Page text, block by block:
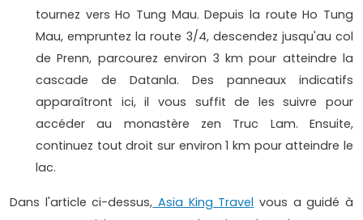
tournez vers Ho Tung Mau. Depuis la route Ho Tung
Mau, empruntez la route 3/4, descendez jusqu'au col
de Prenn, parcourez environ 3 km pour atteindre la
cascade de Datanla. Des panneaux indicatifs
apparaîtront ici, il vous suffit de les suivre pour
accéder au monastère zen Truc Lam. Ensuite,
continuez tout droit sur environ 1 km pour atteindre le
lac.
Dans l'article ci-dessus, Asia King Travel vous a guidé à